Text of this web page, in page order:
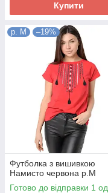
Купити
р. М –19%
Футболка з вишивкою
Намисто червона р.М
Готово до відправки 1 од.